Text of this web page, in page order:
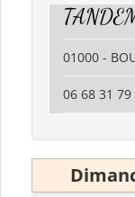
01000 -
06 68 31 79